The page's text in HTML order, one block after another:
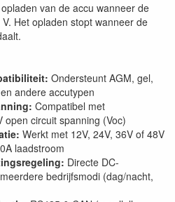
van de accu wanneer de
Het opladen stopt wanneer de
Ondersteunt AGM, gel,
andere accutypen
Compatibel met
open circuit spanning (Voc)
Werkt met 12V, 24V, 36V of 48V
laadstroom
Directe DC-
bedrijfsmodi (dag/nacht,